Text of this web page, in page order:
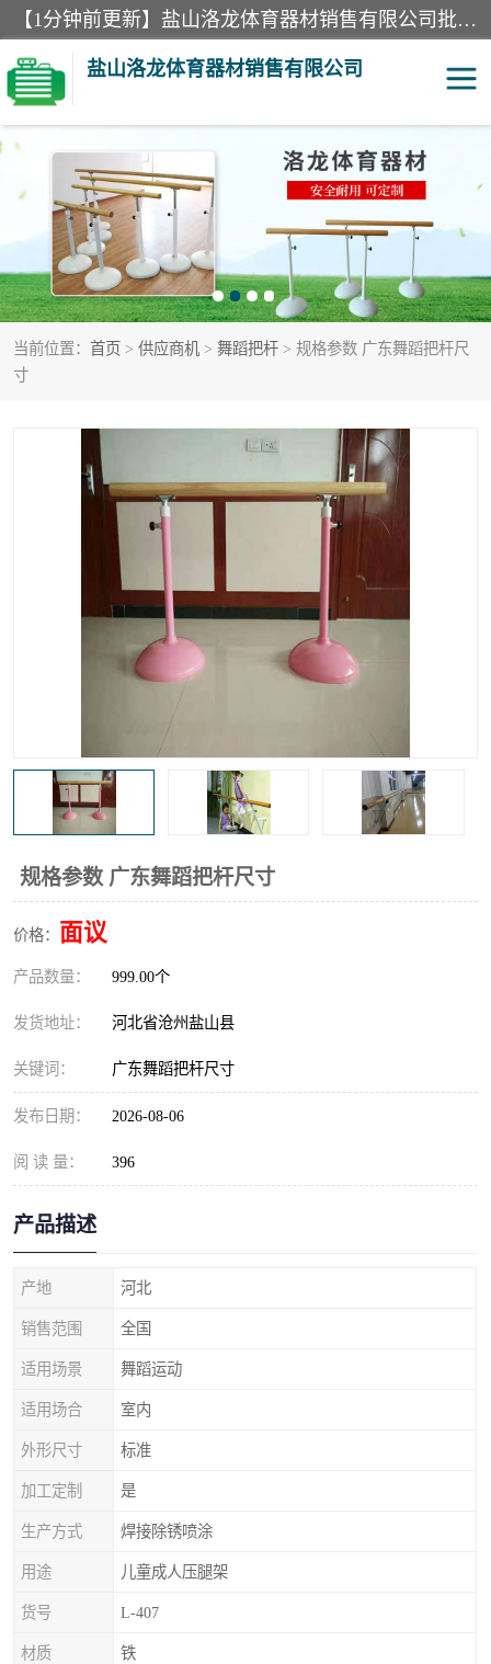
【1分钟前更新】盐山洛龙体育器材销售有限公司批量供应：300米障碍器材、400米障碍器材、部队训练器材、双杠、体操垫、舞蹈把杆等产品。盐山洛龙体育器材销售有限公司经过多年的发展，集研发，生产，销售，售后服务为一体. 奉行“质量，信誉，服务”的宗旨，以开拓创新的精神和真诚守信的态度积极进取。
盐山洛龙体育器材销售有限公司
当前位置： 首页 > 供应商机 > 舞蹈把杆 > 规格参数 广东舞蹈把杆尺
寸
规格参数 广东舞蹈把杆尺寸
价格： 面议
产品数量： 999.00个
发货地址： 河北省沧州盐山县
关键词： 广东舞蹈把杆尺寸
发布日期： 2026-08-06
阅 读 量： 396
产品描述
产地 河北
销售范围 全国
适用场景 舞蹈运动
适用场合 室内
外形尺寸 标准
加工定制 是
生产方式 焊接除锈喷涂
用途 儿童成人压腿架
货号 L-407
材质 铁
单双杠 舞蹈把杆
400米障碍器材 体操垫
300米障碍器材 攀爬架
塑胶跑道 400米障碍器材1